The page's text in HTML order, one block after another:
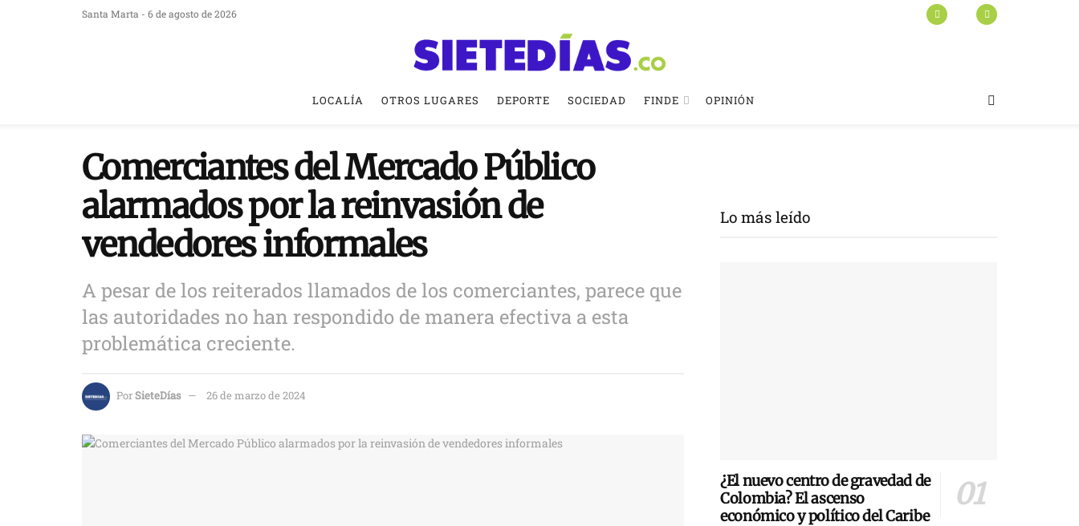
Santa Marta - 6 de agosto de 2026
LOCALÍA OTROS LUGARES DEPORTE SOCIEDAD FINDE OPINIÓN
Comerciantes del Mercado Público
alarmados por la reinvasión de
vendedores informales
A pesar de los reiterados llamados de los comerciantes, parece que
las autoridades no han respondido de manera efectiva a esta
problemática creciente.
PorSieteDías 26 de marzo de 2024
Lo más leído
¿El nuevo centro de gravedad de
Colombia? El ascenso
económico y político del Caribe